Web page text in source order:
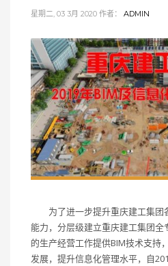
星期二, 03 3月 2020 作者： ADMIN
为了进一步提升重庆建工集团
能力，分层级建立重庆建工集团
的生产经营工作提供BIM技术支持
发展，提升信息化管理水平，自